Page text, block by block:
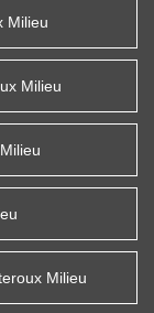
Milieu
Milieu
Milieu